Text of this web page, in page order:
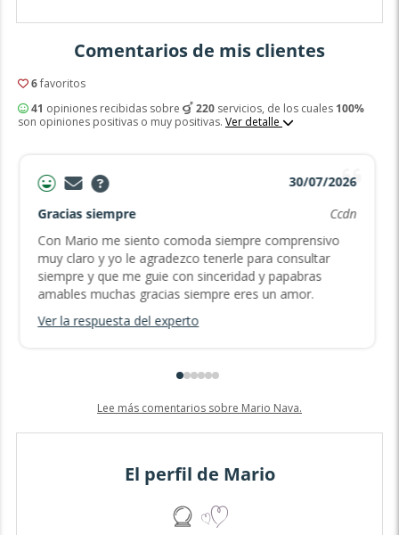
Comentarios de mis clientes
6favoritos
41 opiniones recibidas sobre 220servicios, de los cuales 100%
son opiniones positivas o muy positivas. Ver detalle
30/07/2026
Gracias siempre
Ccdn
Con Mario me siento comoda siempre comprensivo
muy claro y yo le agradezco tenerle para consultar
siempre y que me guie con sinceridad y papabras
amables muchas gracias siempre eres un amor.
Ver la respuesta del experto
Lee más comentarios sobre Mario Nava.
El perfil de Mario